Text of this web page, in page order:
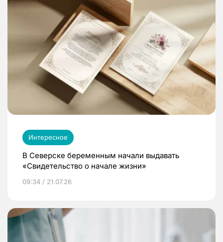
Интересное
В Северске беременным начали выдавать
«Свидетельство о начале жизни»
09:34 / 21.07.26